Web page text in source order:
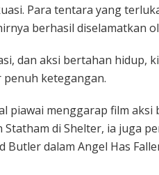
Para tentara yang
berhasil diselamatkan
dan aksi bertahan hidup,
penuh ketegangan.
piawai menggarap film
Statham di Shelter, ia juga
Butlerdalam Angel Has